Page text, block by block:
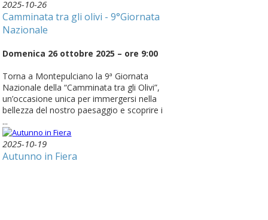
2025-10-26
Camminata tra gli olivi - 9°Giornata
Nazionale
Domenica 26 ottobre 2025 – ore 9:00
Torna a Montepulciano la 9ª Giornata
Nazionale della “Camminata tra gli Olivi”,
un’occasione unica per immergersi nella
bellezza del nostro paesaggio e scoprire i
...
2025-10-19
Autunno in Fiera